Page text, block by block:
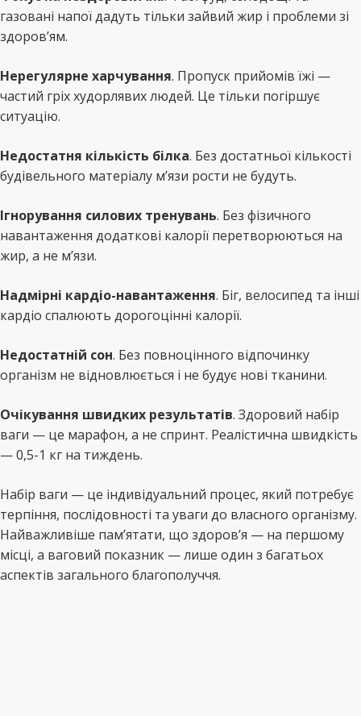
газовані напої дадуть тільки зайвий жир і проблеми зі
здоров’ям.
Нерегулярне харчування. Пропуск прийомів їжі —
частий гріх худорлявих людей. Це тільки погіршує
ситуацію.
Недостатня кількість білка. Без достатньої кількості
будівельного матеріалу м’язи рости не будуть.
Ігнорування силових тренувань. Без фізичного
навантаження додаткові калорії перетворюються на
жир, а не м’язи.
Надмірні кардіо-навантаження. Біг, велосипед та інші
кардіо спалюють дорогоцінні калорії.
Недостатній сон. Без повноцінного відпочинку
організм не відновлюється і не будує нові тканини.
Очікування швидких результатів. Здоровий набір
ваги — це марафон, а не спринт. Реалістична швидкість
— 0,5-1 кг на тиждень.
Набір ваги — це індивідуальний процес, який потребує
терпіння, послідовності та уваги до власного організму.
Найважливіше пам’ятати, що здоров’я — на першому
місці, а ваговий показник — лише один з багатьох
аспектів загального благополуччя.